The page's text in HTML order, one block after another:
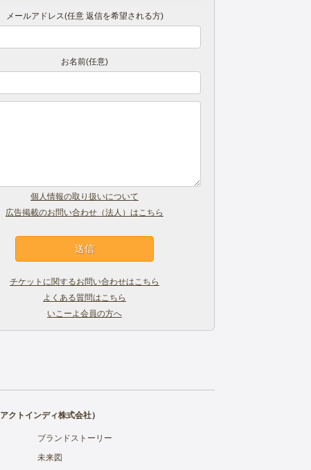
メールアドレス(任意 返信を希望される方)
お名前(任意)
個人情報の取り扱いについて
広告掲載のお問い合わせ（法人）はこちら
チケットに関するお問い合わせはこちら
よくある質問はこちら
いこーよ会員の方へ
アクトインディ株式会社）
ブランドストーリー
未来図